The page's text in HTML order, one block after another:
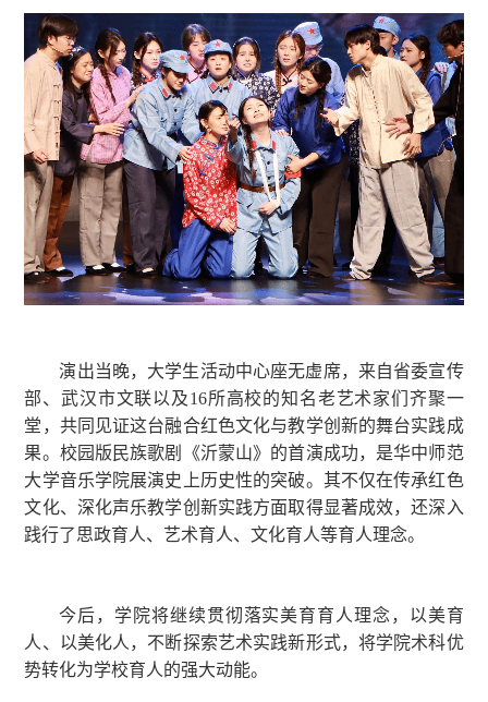
演出当晚，大学生活动中心座无虚席，来自省委宣传
部、武汉市文联以及16所高校的知名老艺术家们齐聚一
堂，共同见证这台融合红色文化与教学创新的舞台实践成
果。校园版民族歌剧《沂蒙山》的首演成功，是华中师范
大学音乐学院展演史上历史性的突破。其不仅在传承红色
文化、深化声乐教学创新实践方面取得显著成效，还深入
践行了思政育人、艺术育人、文化育人等育人理念。
今后，学院将继续贯彻落实美育育人理念，以美育
人、以美化人，不断探索艺术实践新形式，将学院术科优
势转化为学校育人的强大动能。